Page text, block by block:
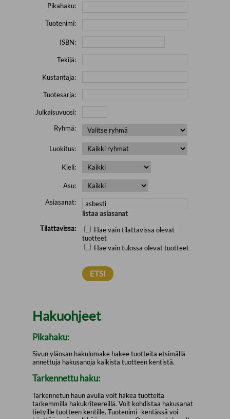
Pikahaku:
Tuotenimi:
ISBN:
Tekijä:
Kustantaja:
Tuotesarja:
Julkaisuvuosi:
Ryhmä:
Luokitus:
Kieli:
Asu:
Asiasanat:
listaa asiasanat
Tilattavissa:
Hae vain tilattavissa olevat
tuotteet
Hae vain tulossa olevat tuotteet
Hakuohjeet
Pikahaku:
Sivun yläosan hakulomake hakee tuotteita etsimällä
annettuja hakusanoja kaikista tuotteen kentistä.
Tarkennettu haku:
Tarkennetun haun avulla voit hakea tuotteita
tarkemmilla hakukriteereillä. Voit kohdistaa hakusanat
tietyille tuotteen kentille. Tuotenimi -kentässä voi